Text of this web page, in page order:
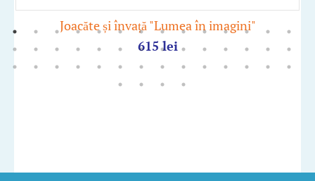
Joacăte și învață "Lumea în imagini"
615lei